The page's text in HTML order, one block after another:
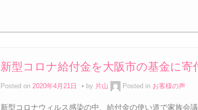
新型コロナ給付金を大阪市の基金に
Posted on 2020年4月21日 by 片山 Posted in お客様の声
新型コロナウィルス感染の中、給付金の使い道で家族会